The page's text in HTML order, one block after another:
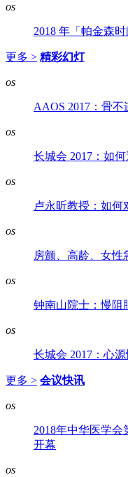
os
2018 年「帕金森
更多 > 精彩幻灯
os
AAOS 2017：骨
os
长城会 2017：如
os
卢永昕教授：如何
os
房颤、高龄、女性
os
钟南山院士：慢阻
os
长城会 2017：心
更多 > 会议快讯
os
2018年中华医学
开幕
os